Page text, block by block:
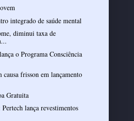
integrado de saúde mental
diminui taxa de
o Programa Consciência
causa frisson em lançamento
Gratuita
lança revestimentos